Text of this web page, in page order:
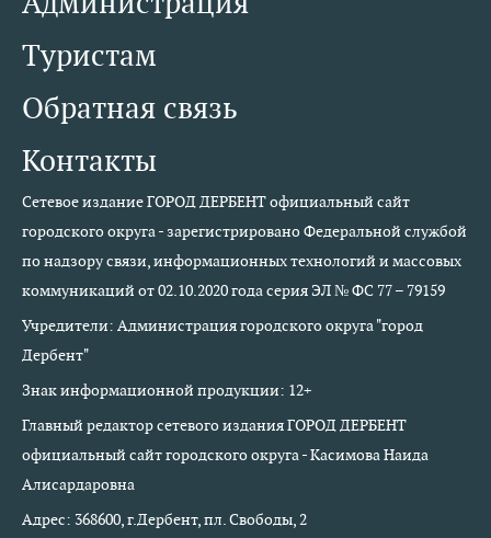
Туристам
Обратная связь
Контакты
Сетевое издание ГОРОД ДЕРБЕНТ официальный сайт
городского округа - зарегистрировано Федеральной службой
по надзору связи, информационных технологий и массовых
коммуникаций от 02.10.2020 года серия ЭЛ № ФС 77 – 79159
Учредители: Администрация городского округа "город
Дербент"
Знак информационной продукции: 12+
Главный редактор сетевого издания ГОРОД ДЕРБЕНТ
официальный сайт городского округа - Касимова Наида
Алисардаровна
Адрес: 368600, г.Дербент, пл. Свободы, 2